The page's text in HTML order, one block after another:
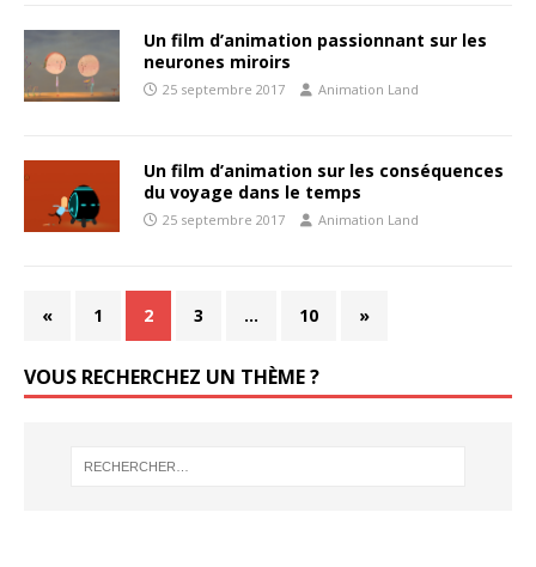
Un film d’animation passionnant sur les
neurones miroirs
25 septembre 2017 Animation Land
Un film d’animation sur les conséquences
du voyage dans le temps
25 septembre 2017 Animation Land
« 1 2 3 … 10 »
VOUS RECHERCHEZ UN THÈME ?